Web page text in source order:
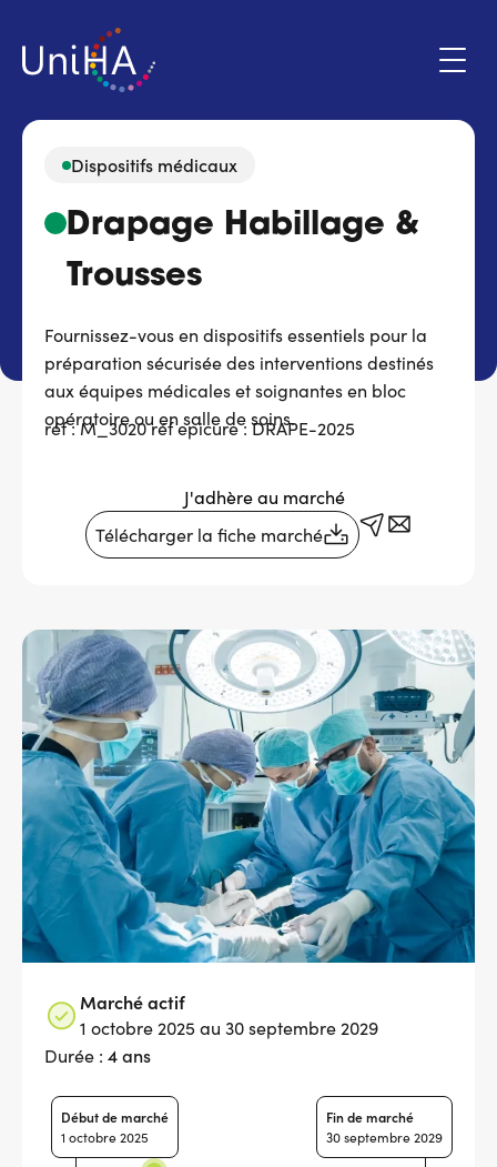
contenu
Menu
du
compte
Espace adhérent
Programmes d'action
Marchés
Services adhérents
Fournisseurs
Recrutement
Espace presse
Aide & contact
Dispositifs médicaux
Drapage Habillage &
Trousses
Fournissez-vous en dispositifs essentiels pour la
préparation sécurisée des interventions destinés
aux équipes médicales et soignantes en bloc
opératoire ou en salle de soins.
réf : M_3020 réf epicure : DRAPE-2025
J'adhère au marché
Télécharger la fiche marché
Marché actif
1 octobre 2025 au 30 septembre 2029
Durée : 4 ans
Début de marché
1 octobre 2025
Fin de marché
30 septembre 2029